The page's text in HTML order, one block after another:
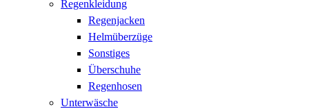
Regenkleidung
Regenjacken
Helmüberzüge
Sonstiges
Überschuhe
Regenhosen
Unterwäsche